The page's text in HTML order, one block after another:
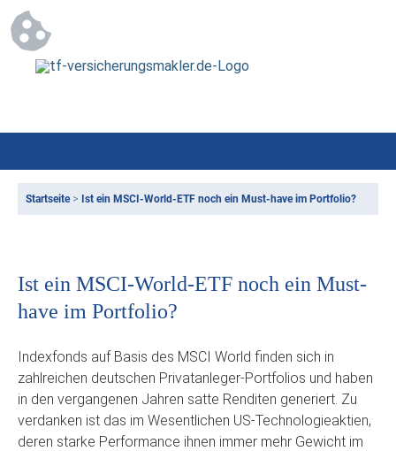
Startseite> Ist ein MSCI-World-ETF noch ein Must-have im Portfolio?
Ist ein MSCI-World-ETF noch ein Must-
have im Portfolio?
Indexfonds auf Basis des MSCI World finden sich in
zahlreichen deutschen Privatanleger-Portfolios und haben
in den vergangenen Jahren satte Renditen generiert. Zu
verdanken ist das im Wesentlichen US-Technologieaktien,
deren starke Performance ihnen immer mehr Gewicht im